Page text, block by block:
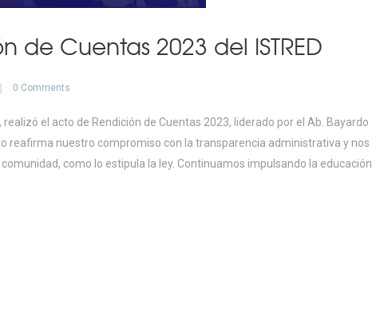
de Cuentas 2023 del ISTRED
0 Comments
el acto de Rendición de Cuentas 2023, liderado por el Ab. Bayardo
reafirma nuestro compromiso con la transparencia administrativa y nos
como lo estipula la ley. Continuamos impulsando la educación